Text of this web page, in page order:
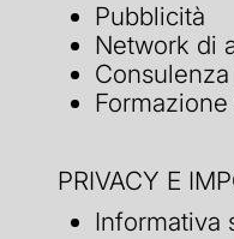
Pubblicità
Network di
PRIVACY E
Informativa